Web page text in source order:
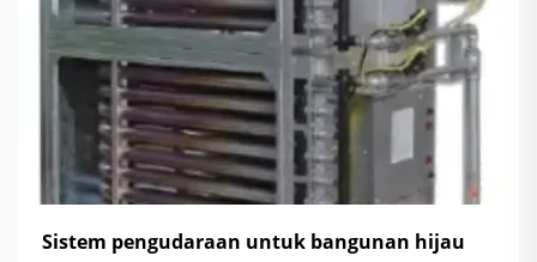
Sistem pengudaraan untuk bangunan hijau